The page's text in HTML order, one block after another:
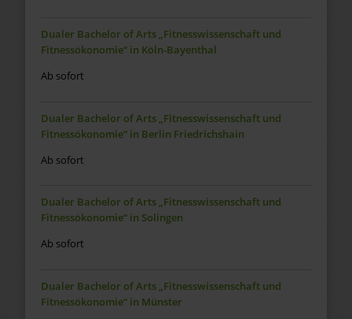
Dualer Bachelor of Arts „Fitnesswissenschaft und
Fitnessökonomie“ in Köln-Bayenthal
Ab sofort
Dualer Bachelor of Arts „Fitnesswissenschaft und
Fitnessökonomie“ in Berlin Friedrichshain
Ab sofort
Dualer Bachelor of Arts „Fitnesswissenschaft und
Fitnessökonomie“ in Solingen
Ab sofort
Dualer Bachelor of Arts „Fitnesswissenschaft und
Fitnessökonomie“ in Münster